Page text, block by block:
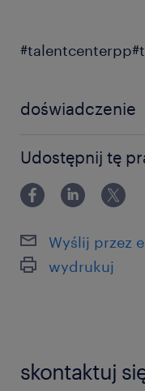
doświadczenie
Udostępnij tę
Wyślij przez
wydrukuj
skontaktuj